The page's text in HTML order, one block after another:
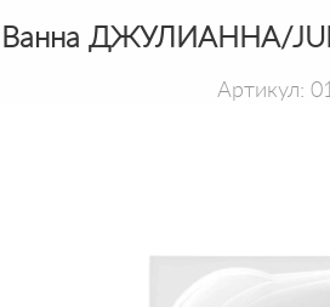
Ванна ДЖУЛИАННА/
Артикул: